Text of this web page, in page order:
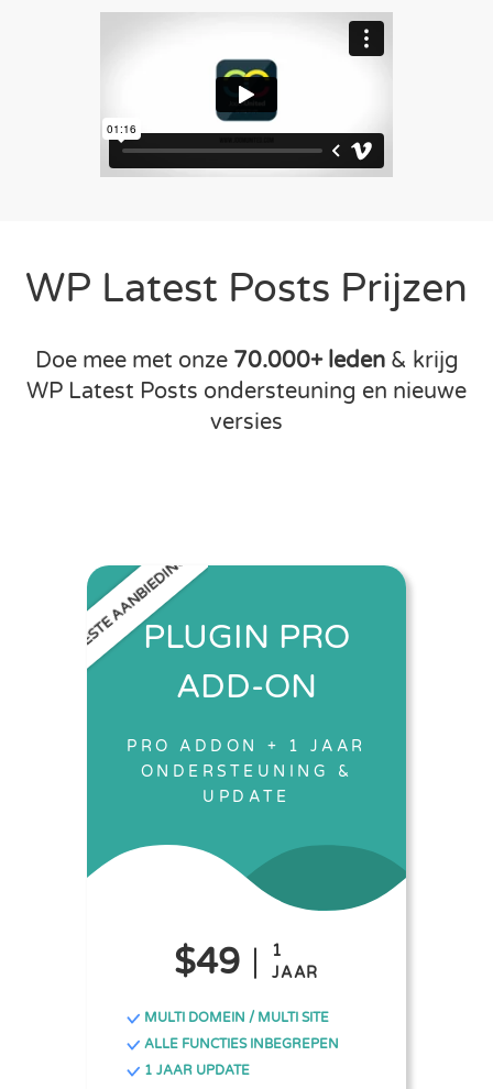
WP Latest Posts Prijzen
Doe mee met onze 70.000+ leden& krijg
WP Latest Posts ondersteuning en nieuwe
versies
BESTE AANBIEDINGPLUGIN PRO
ADD-ON
PRO ADDON + 1 JAAR
ONDERSTEUNING &
UPDATE
$49
1
JAAR
MULTI DOMEIN / MULTI SITE
ALLE FUNCTIES INBEGREPEN
1 JAAR UPDATE